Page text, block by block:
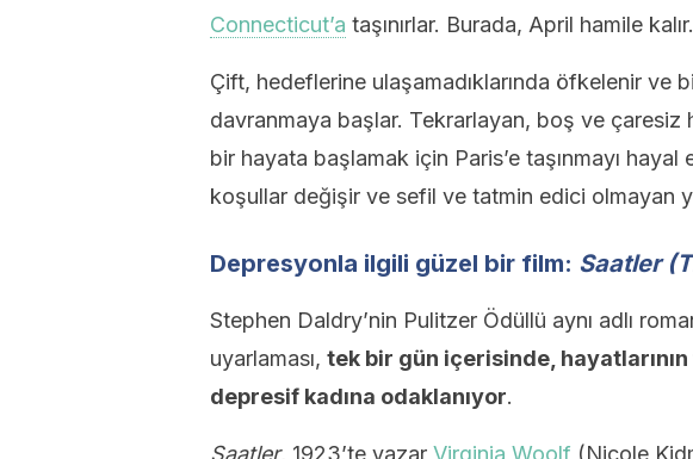
Connecticut’a taşınırlar. Burada, April hamile kalır.
Çift, hedeflerine ulaşamadıklarında öfkelenir ve
davranmaya başlar. Tekrarlayan, boş ve çaresiz
bir hayata başlamak için Paris’e taşınmayı
koşullar değişir ve sefil ve tatmin edici olmayan
Depresyonla ilgili güzel bir film: Saatler
Stephen Daldry’nin Pulitzer Ödüllü aynı adlı
uyarlaması, tek bir gün içerisinde,
depresif kadına odaklanıyor.
Saatler, 1923’te yazar Virginia Woolf (Nicole